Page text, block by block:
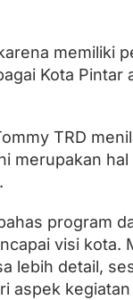
memiliki
Kota Pintar
TRD
merupakan hal
program
visi kota.
lebih detail,
aspek